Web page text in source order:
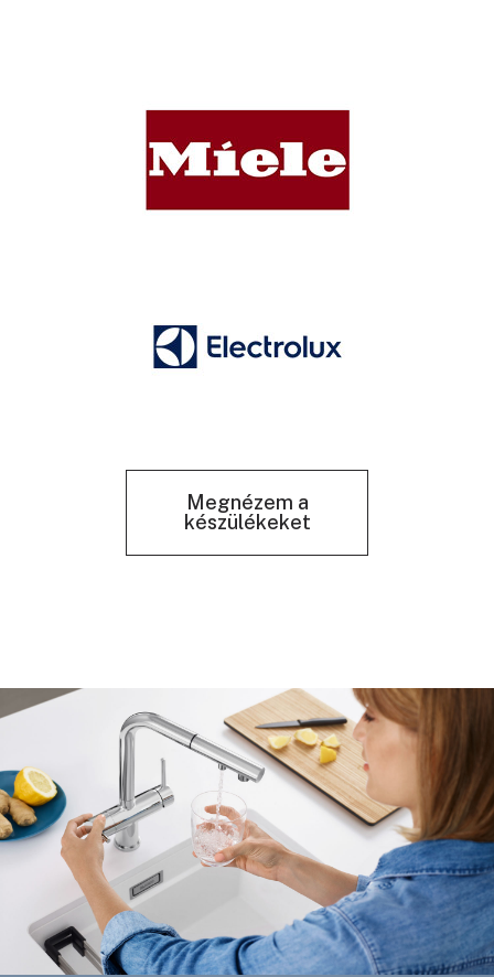
Megnézem a
készülékeket